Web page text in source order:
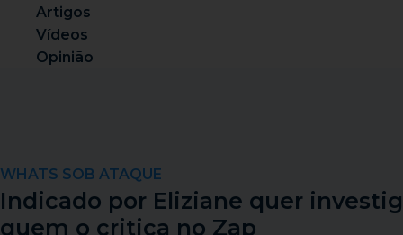
Artigos
Vídeos
Opinião
WHATS SOB ATAQUE
Indicado por Eliziane quer
quem o critica no Zap